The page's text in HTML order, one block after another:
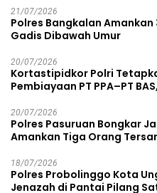
21/07/2026
Polres Bangkalan
Gadis Dibawah Umur
20/07/2026
Kortastipidkor Polri
Pembiayaan PT PPA–PT
20/07/2026
Polres Pasuruan Bongkar
Amankan Tiga Orang
18/07/2026
Polres Probolinggo Kota
Jenazah di Pantai Pilang